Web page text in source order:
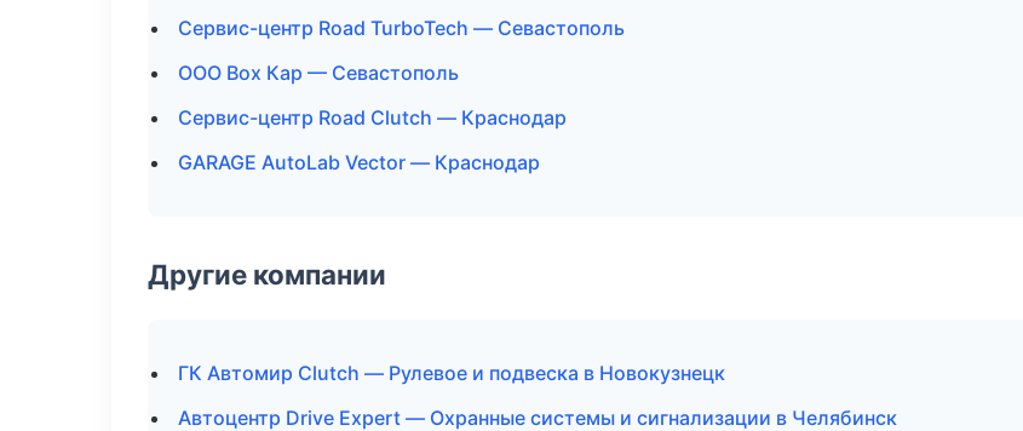
Сервис-центр Road TurboTech — Севастополь
ООО Box Кар — Севастополь
Сервис-центр Road Clutch — Краснодар
GARAGE AutoLab Vector — Краснодар
Другие компании
ГК Автомир Clutch — Рулевое и подвеска в Новокузнецк
Автоцентр Drive Expert — Охранные системы и сигнализации в Челябинск